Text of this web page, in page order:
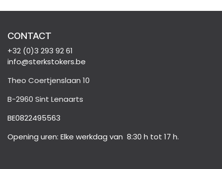
CONTACT
+32 (0)3 293 92 61
info@sterkstokers.be
Theo Coertjenslaan 10
B-2960 Sint Lenaarts
BE0822495563
Opening uren: Elke werkdag van 8:30 h tot 17 h.